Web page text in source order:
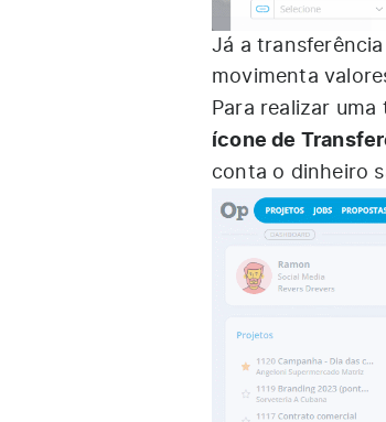
Já a
movimenta
Para realizar
ícone de
conta o dinheiro